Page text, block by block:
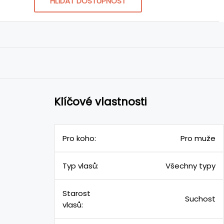
Klíčové vlastnosti
Pro koho: Pro muže
Typ vlasů: Všechny typy
Starost
vlasů:
Suchost